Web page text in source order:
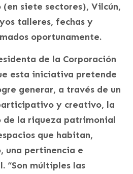
(en siete sectores), Vilcún,
talleres, fechas y
oportunamente.
de la Corporación
esta iniciativa pretende
generar, a través de un
y creativo, la
de la riqueza patrimonial
que habitan,
una pertinencia e
múltiples las